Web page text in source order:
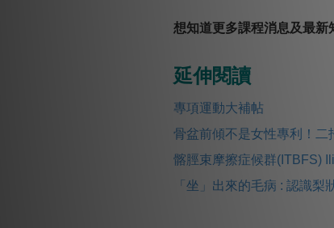
想知道更多課程消息及最新
延伸閱讀
專項運動大補帖
骨盆前傾不是女性專利！二
髂脛束摩擦症候群(ITBFS)
「坐」出來的毛病 : 認識梨